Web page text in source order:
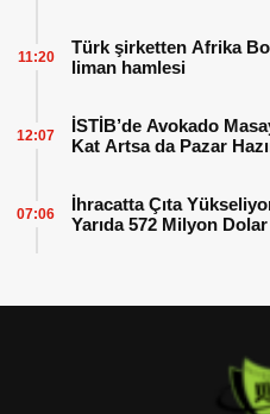
Türk şirketten Afrika
liman hamlesi
11:20
İSTİB’de Avokado
Kat Artsa da Pazar
12:07
İhracatta Çıta
Yarıda 572 Milyon Dolar
07:06